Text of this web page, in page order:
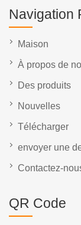
Navigation
Maison
À propos de
Des produits
Nouvelles
Télécharger
envoyer une
Contactez-
QR Code